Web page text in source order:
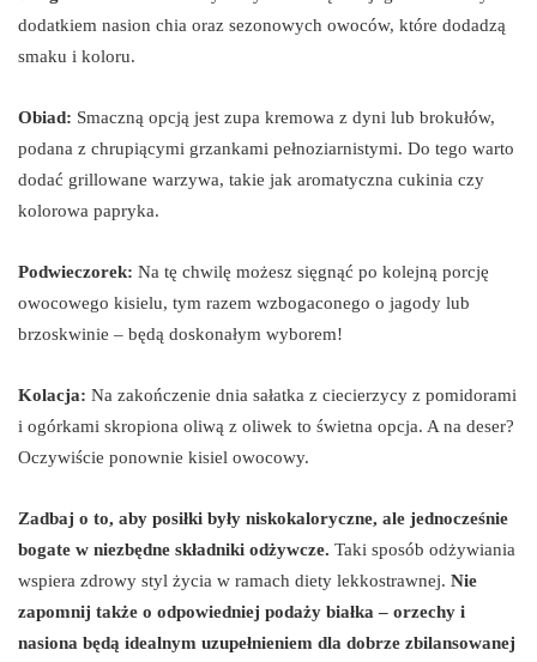
dodatkiem nasion chia oraz sezonowych owoców, które dodadzą
smaku i koloru.
Obiad: Smaczną opcją jest zupa kremowa z dyni lub brokułów,
podana z chrupiącymi grzankami pełnoziarnistymi. Do tego warto
dodać grillowane warzywa, takie jak aromatyczna cukinia czy
kolorowa papryka.
Podwieczorek: Na tę chwilę możesz sięgnąć po kolejną porcję
owocowego kisielu, tym razem wzbogaconego o jagody lub
brzoskwinie – będą doskonałym wyborem!
Kolacja: Na zakończenie dnia sałatka z ciecierzycy z pomidorami
i ogórkami skropiona oliwą z oliwek to świetna opcja. A na deser?
Oczywiście ponownie kisiel owocowy.
Zadbaj o to, aby posiłki były niskokaloryczne, ale jednocześnie
bogate w niezbędne składniki odżywcze. Taki sposób odżywiania
wspiera zdrowy styl życia w ramach diety lekkostrawnej. Nie
zapomnij także o odpowiedniej podaży białka – orzechy i
nasiona będą idealnym uzupełnieniem dla dobrze zbilansowanej